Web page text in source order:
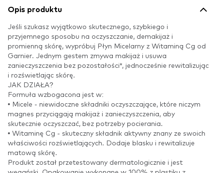
Opis produktu
Jeśli szukasz wyjątkowo skutecznego, szybkiego i
przyjemnego sposobu na oczyszczanie, demakijaż i
promienną skórę, wypróbuj Płyn Micelarny z Witaminą Cg od
Garnier. Jednym gestem zmywa makijaż i usuwa
zanieczyszczenia bez pozostałości*, jednocześnie rewitalizując
i rozświetlając skórę.
JAK DZIAŁA?
Formuła wzbogacona jest w:
• Micele - niewidoczne składniki oczyszczające, które niczym
magnes przyciągają makijaż i zanieczyszczenia, aby
skutecznie oczyszczać, bez potrzeby pocierania.
• Witaminę Cg - skuteczny składnik aktywny znany ze swoich
właściwości rozświetlających. Dodaje blasku i rewitalizuje
matową skórę.
Produkt został przetestowany dermatologicznie i jest